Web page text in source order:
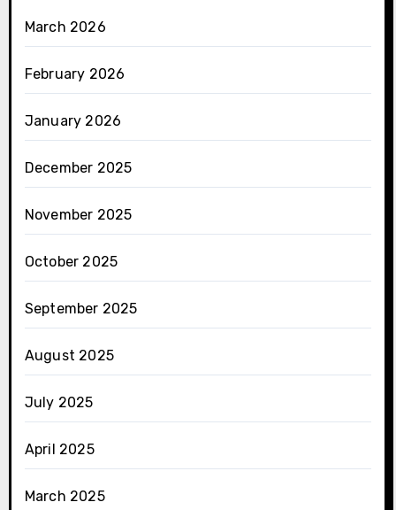
March 2026
February 2026
January 2026
December 2025
November 2025
October 2025
September 2025
August 2025
July 2025
April 2025
March 2025